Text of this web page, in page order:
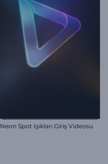
Neon Spot Işıkları Giriş Videosu